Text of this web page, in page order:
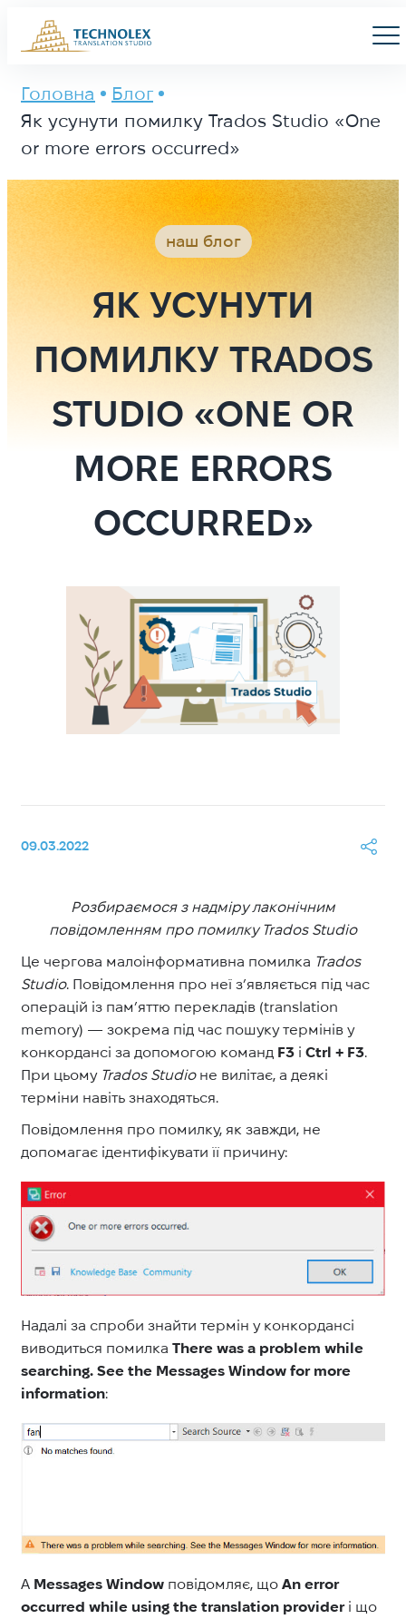
Main Logo
Menu
Головна
Блог
Як усунути помилку Trados Studio «One
or more errors occurred»
наш блог
ЯК УСУНУТИ
ПОМИЛКУ TRADOS
STUDIO «ONE OR
MORE ERRORS
OCCURRED»
09.03.2022
Розбираємося з надміру лаконічним
повідомленням про помилку Trados Studio
Це чергова малоінформативна помилка Trados
Studio. Повідомлення про неї з’являється під час
операцій із пам’яттю перекладів (translation
memory) — зокрема під час пошуку термінів у
конкордансі за допомогою команд F3 і Ctrl + F3.
При цьому Trados Studioне вилітає, а деякі
терміни навіть знаходяться.
Повідомлення про помилку, як завжди, не
допомагає ідентифікувати її причину:
Надалі за спроби знайти термін у конкордансі
виводиться помилка There was a problem while
searching. See the Messages Window for more
information:
А Messages Window повідомляє, що An error
occurred while using the translation providerі що